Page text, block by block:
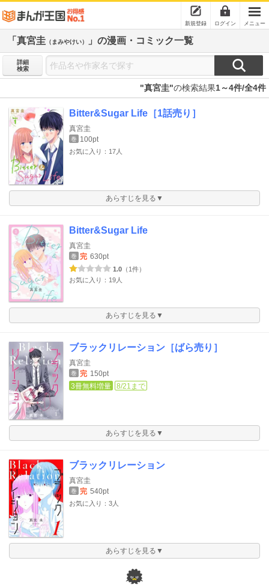
新規登録 ログイン メニュー
「真宮圭 （まみやけい） 」の漫画・コミック一覧
詳細
検索
"真宮圭"の検索結果1～4件/全4件
Bitter&Sugar Life［1話売り］
真宮圭
巻 100pt
お気に入り：17人
あらすじを見る▼
Bitter&Sugar Life
真宮圭
巻 完 630pt
1.0 （1件）
お気に入り：19人
あらすじを見る▼
ブラックリレーション［ばら売り］
真宮圭
巻 完 150pt
3冊無料増量
8/21まで
あらすじを見る▼
ブラックリレーション
真宮圭
巻 完 540pt
お気に入り：3人
あらすじを見る▼